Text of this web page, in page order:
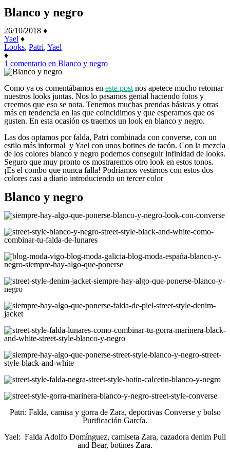
Blanco y negro
26/10/2018 ♦
Yael ♦
Looks, Patri, Yael
♦
1 comentario en Blanco y negro
Como ya os comentábamos en este post nos apetece mucho retomar
nuestros looks juntas. Nos lo pasamos genial haciendo fotos y
creemos que eso se nota. Tenemos muchas prendas básicas y otras
más en tendencia en las que coincidimos y que esperamos que os
gusten. En esta ocasión os traemos un look en blanco y negro.
Las dos optamos por falda, Patri combinada con converse, con un
estilo más informal y Yael con unos botines de tacón. Con la mezcla
de los colores blanco y negro podemos conseguir infinidad de looks.
Seguro que muy pronto os mostraremos otro look en estos tonos.
¡Es el combo que nunca falla! Podríamos vestirnos con estos dos
colores casi a diario introduciendo un tercer color
Blanco y negro
Patri: Falda, camisa y gorra de Zara, deportivas Converse y bolso
Purificación García.
Yael: Falda Adolfo Domínguez, camiseta Zara, cazadora denim Pull
and Bear, botines Zara.